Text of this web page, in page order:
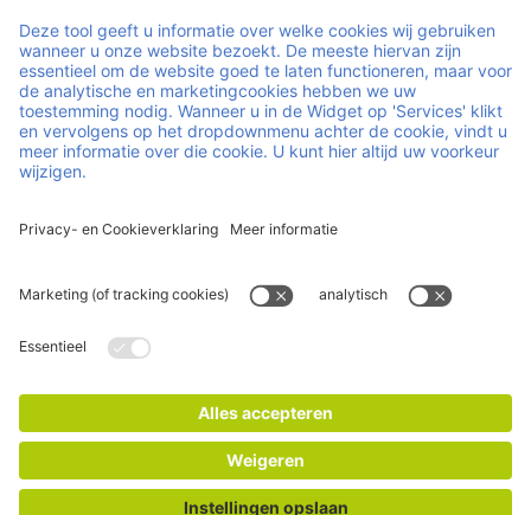
Leveranciers van duurzaam hout voor de palletindustrie.
Handige links en documenten
Over ons
Careers
Duurzaamheid
Gezaagd hout
© 2026 Faber Group
Impressum Privacy- en cookieverklaring